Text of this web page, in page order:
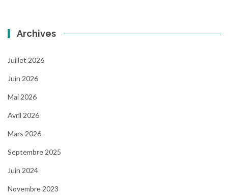
Archives
Juillet 2026
Juin 2026
Mai 2026
Avril 2026
Mars 2026
Septembre 2025
Juin 2024
Novembre 2023